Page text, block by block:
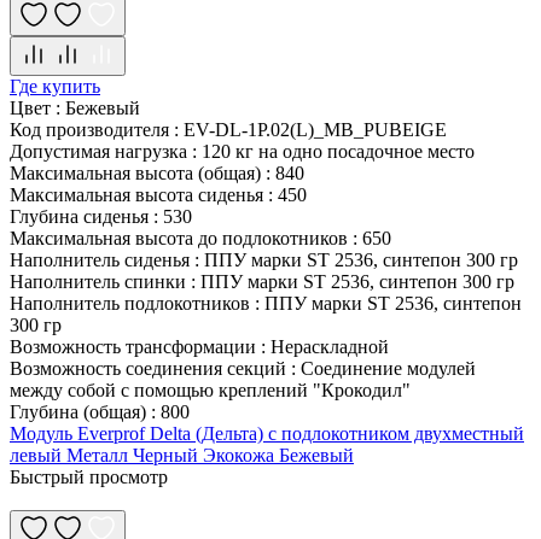
Где купить
Цвет : Бежевый
Код производителя : EV-DL-1P.02(L)_MB_PUBEIGE
Допустимая нагрузка : 120 кг на одно посадочное место
Максимальная высота (общая) : 840
Максимальная высота сиденья : 450
Глубина сиденья : 530
Максимальная высота до подлокотников : 650
Наполнитель сиденья : ППУ марки ST 2536, синтепон 300 гр
Наполнитель спинки : ППУ марки ST 2536, синтепон 300 гр
Наполнитель подлокотников : ППУ марки ST 2536, синтепон
300 гр
Возможность трансформации : Нераскладной
Возможность соединения секций : Соединение модулей
между собой с помощью креплений "Крокодил"
Глубина (общая) : 800
Модуль Everprof Delta (Дельта) с подлокотником двухместный
левый Металл Черный Экокожа Бежевый
Быстрый просмотр